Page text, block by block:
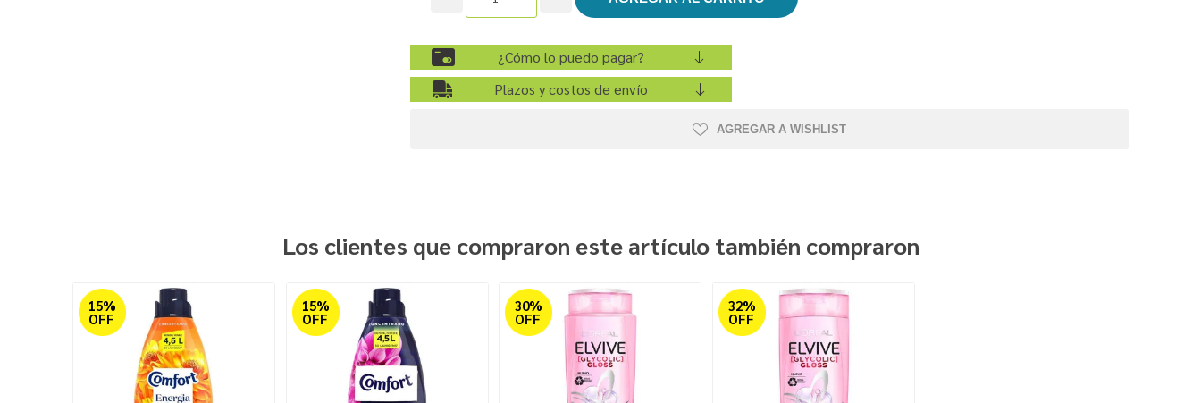
¿Cómo lo puedo pagar?
Plazos y costos de envío
AGREGAR A WISHLIST
Los clientes que compraron este artículo también compraron
15%
OFF
15%
OFF
30%
OFF
32%
OFF